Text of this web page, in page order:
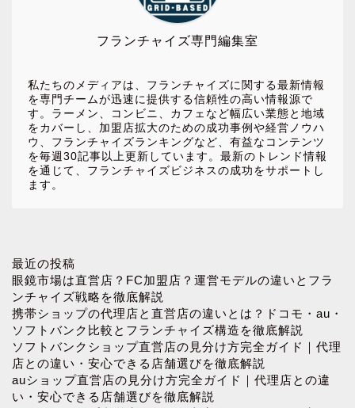
フランチャイズ専門編集室
私たちのメディアは、フランチャイズに関する最新情報
を専門チームが迅速に提供する信頼性の高い情報源で
す。ラーメン、コンビニ、カフェなど幅広い業態と地域
をカバーし、加盟店拡大のための成功事例や経営ノウハ
ウ、フランチャイズランキングなど、有益なコンテンツ
を毎週30記事以上更新しています。最新のトレンド情報
を通じて、フランチャイズビジネスの成功をサポートし
ます。
最近の投稿
眼鏡市場は直営店？FC加盟店？運営モデルの違いとフラ
ンチャイズ戦略を徹底解説
携帯ショップの代理店と直営店の違いとは？ドコモ・au・
ソフトバンク比較とフランチャイズ構造を徹底解説
ソフトバンクショップ直営店の見分け方完全ガイド｜代理
店との違い・安心できる店舗選びを徹底解説
auショップ直営店の見分け方完全ガイド｜代理店との違
い・安心できる店舗選びを徹底解説
お問い合わせ
プロフィール
プライバシーポリシー